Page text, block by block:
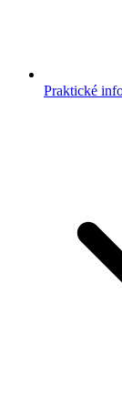
Praktické